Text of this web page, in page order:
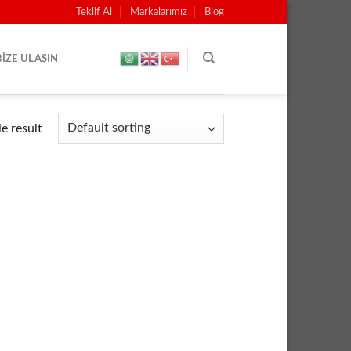
Teklif Al Markalarımız Blog
ULAŞIN
result